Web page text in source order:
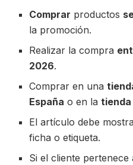
Comprar productos
la promoción.
Realizar la compra
2026.
Comprar en una
España o en latienda
El artículo debe
ficha o etiqueta.
Si el cliente